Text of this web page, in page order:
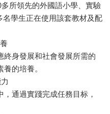
所領先的外國語小學、實驗
學生正在使用該套教材及配
終身發展和社會發展所需的
的培養。
通過實踐完成任務目标，